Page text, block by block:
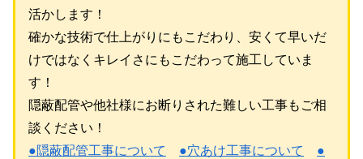
活かします！
確かな技術で仕上がりにもこだわり、安くて早いだ
けではなくキレイさにもこだわって施工していま
す！
隠蔽配管や他社様にお断りされた難しい工事もご相
談ください！
●隠蔽配管工事について
●穴あけ工事について
●